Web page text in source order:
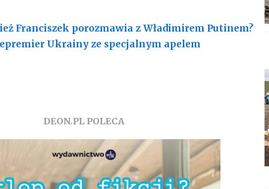
Franciszek porozmawia z Władimirem Putinem?
Ukrainy ze specjalnym apelem
DEON.PL POLECA